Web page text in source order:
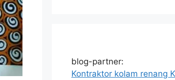
blog-partner:
Kontraktor kolam renang